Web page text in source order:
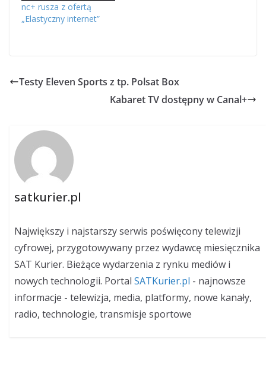
nc+ rusza z ofertą
„Elastyczny internet”
Testy Eleven Sports z tp. Polsat Box
Kabaret TV dostępny w Canal+
satkurier.pl
Największy i najstarszy serwis poświęcony telewizji
cyfrowej, przygotowywany przez wydawcę miesięcznika
SAT Kurier. Bieżące wydarzenia z rynku mediów i
nowych technologii. PortalSATKurier.pl - najnowsze
informacje - telewizja, media, platformy, nowe kanały,
radio, technologie, transmisje sportowe